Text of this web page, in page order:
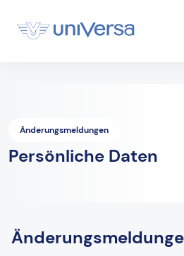
Änderungsmeldungen
Persönliche Daten